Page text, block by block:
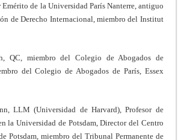
Emérito de la Universidad París Nanterre, antiguo
de Derecho Internacional, miembro del Institut
QC, miembro del Colegio de Abogados de
del Colegio de Abogados de París, Essex
LLM (Universidad de Harvard), Profesor de
la Universidad de Potsdam, Director del Centro
Potsdam, miembro del Tribunal Permanente de